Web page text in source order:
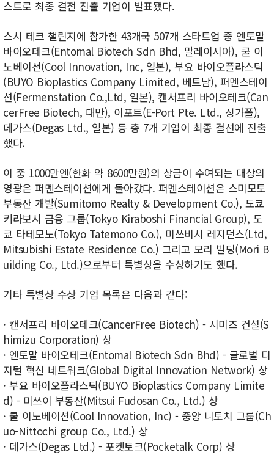
스트로 최종 결전 진출 기업이 발표됐다.
스시 테크 챌린지에 참가한 43개국 507개 스타트업 중 엔토말
바이오테크(Entomal Biotech Sdn Bhd, 말레이시아), 쿨 이
노베이션(Cool Innovation, Inc, 일본), 부요 바이오플라스틱
(BUYO Bioplastics Company Limited, 베트남), 퍼멘스테이
션(Fermenstation Co.,Ltd, 일본), 캔서프리 바이오테크(Can
cerFree Biotech, 대만), 이포트(E-Port Pte. Ltd., 싱가폴),
데가스(Degas Ltd., 일본) 등 총 7개 기업이 최종 결선에 진출
했다.
이 중 1000만엔(한화 약 8600만원)의 상금이 수여되는 대상의
영광은 퍼멘스테이션에게 돌아갔다. 퍼멘스테이션은 스미모토
부동산 개발(Sumitomo Realty & Development Co.), 도쿄
키라보시 금융 그룹(Tokyo Kiraboshi Financial Group), 도
쿄 타테모노(Tokyo Tatemono Co.), 미쓰비시 레지던스(Ltd,
Mitsubishi Estate Residence Co.) 그리고 모리 빌딩(Mori B
uilding Co., Ltd.)으로부터 특별상을 수상하기도 했다.
기타 특별상 수상 기업 목록은 다음과 같다:
· 캔서프리 바이오테크(CancerFree Biotech) - 시미즈 건설(S
himizu Corporation) 상
· 엔토말 바이오테크(Entomal Biotech Sdn Bhd) - 글로벌 디
지털 혁신 네트워크(Global Digital Innovation Network) 상
· 부요 바이오플라스틱(BUYO Bioplastics Company Limite
d) - 미쓰이 부동산(Mitsui Fudosan Co., Ltd.) 상
· 쿨 이노베이션(Cool Innovation, Inc) - 중앙 니토치 그룹(Ch
uo-Nittochi group Co., Ltd.) 상
· 데가스(Degas Ltd.) - 포켓토크(Pocketalk Corp) 상